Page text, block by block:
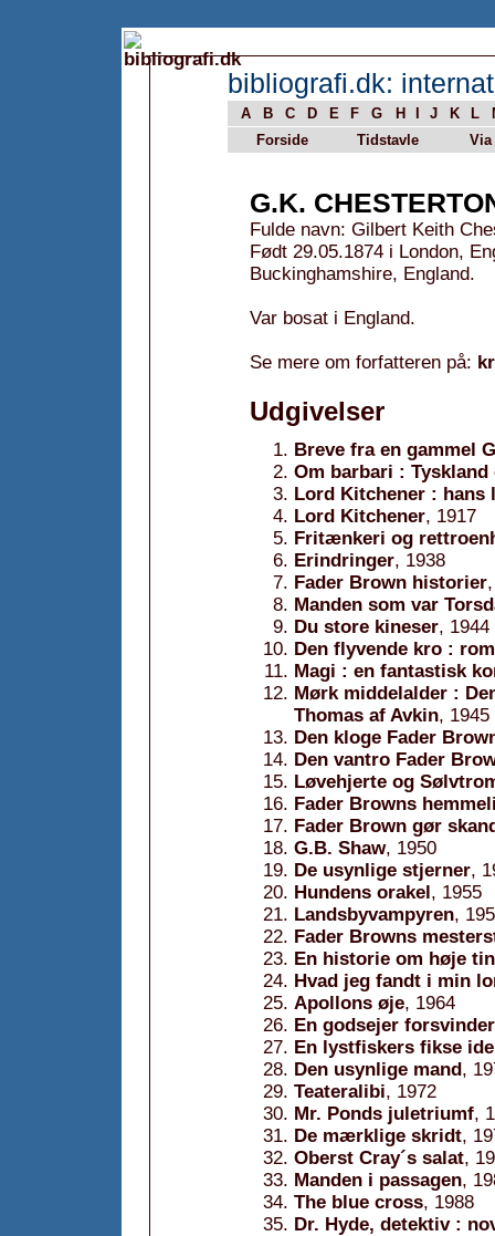
bibliografi.dk:
A B C D E F G H J K L
Forside
Tidstavle Via
G.K.
Fulde navn: Gilbert Keith
Født 29.05.1874 i London,
Buckinghamshire, England.
Var bosat i England.
Se mere om forfatteren på:
Udgivelser
Breve fra en gammel
Om barbari : Tyskland
Lord Kitchener : hans
Lord Kitchener, 1917
Fritænkeri og
Erindringer, 1938
Fader Brown historier
Manden som var
Du store kineser, 1944
Den flyvende kro :
Magi : en fantastisk
Mørk middelalder :
Thomas af Avkin, 1945
Den kloge Fader
Den vantro Fader
Løvehjerte og
Fader Browns
Fader Brown gør
G.B. Shaw, 1950
De usynlige stjerner,
Hundens orakel, 1955
Landsbyvampyren,
Fader Browns
En historie om høje
Hvad jeg fandt i min
Apollons øje, 1964
En godsejer forsvinder
En lystfiskers fikse ide
Den usynlige mand,
Teateralibi, 1972
Mr. Ponds juletriumf,
De mærklige skridt,
Oberst Cray´s salat,
Manden i passagen,
The blue cross, 1988
Dr. Hyde, detektiv :